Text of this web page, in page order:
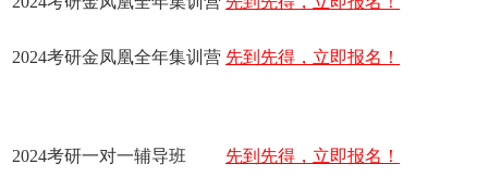
2024考研金凤凰全年集训营 先到先得，立即报名！
2024考研一对一辅导班 先到先得，立即报名！